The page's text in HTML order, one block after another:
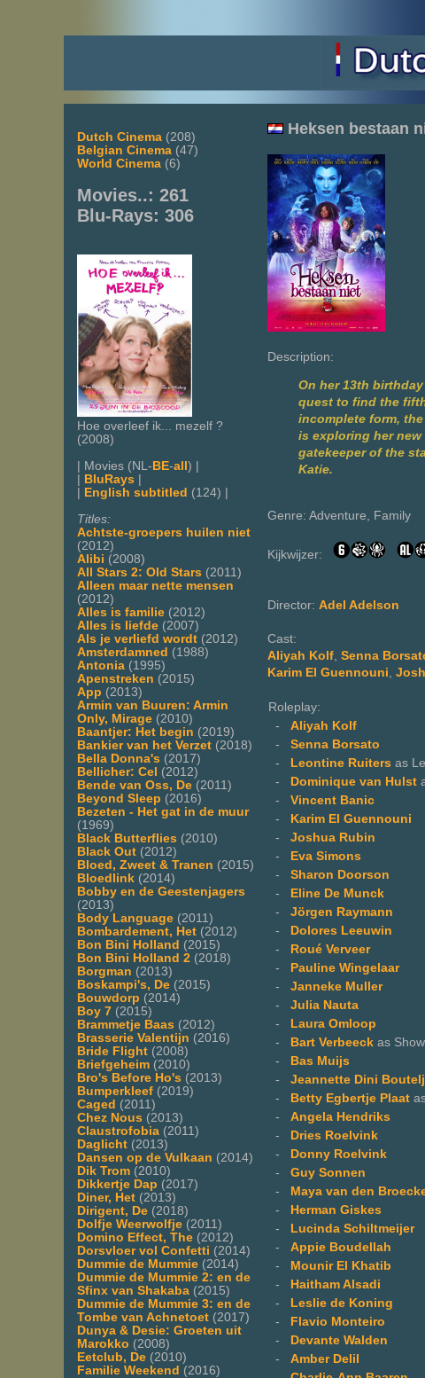
Dutch Cinema (208)
Belgian Cinema (47)
World Cinema (6)
Movies..: 261
Blu-Rays: 306
Hoe overleef ik... mezelf ?
(2008)
| Movies (NL- BE-all ) |
BluRays
English subtitled (124) |
Titles:
Achtste-groepers huilen niet
(2012)
Alibi (2008)
All Stars 2: Old Stars (2011)
Alleen maar nette mensen
(2012)
Alles is familie (2012)
Alles is liefde (2007)
Als je verliefd wordt (2012)
Amsterdamned (1988)
Antonia (1995)
Apenstreken (2015)
App (2013)
Armin van Buuren: Armin
Only, Mirage (2010)
Baantjer: Het begin (2019)
Bankier van het Verzet (2018)
Bella Donna's (2017)
Bellicher: Cel (2012)
Bende van Oss, De (2011)
Beyond Sleep (2016)
Bezeten - Het gat in de muur
(1969)
Black Butterflies (2010)
Black Out (2012)
Bloed, Zweet & Tranen (2015)
Bloedlink (2014)
Bobby en de Geestenjagers
(2013)
Body Language (2011)
Bombardement, Het (2012)
Bon Bini Holland (2015)
Bon Bini Holland 2 (2018)
Borgman (2013)
Boskampi's, De (2015)
Bouwdorp (2014)
Boy 7 (2015)
Brammetje Baas (2012)
Brasserie Valentijn (2016)
Bride Flight (2008)
Briefgeheim (2010)
Bro's Before Ho's (2013)
Bumperkleef (2019)
Caged (2011)
Chez Nous (2013)
Claustrofobia (2011)
Daglicht (2013)
Dansen op de Vulkaan (2014)
Dik Trom (2010)
Dikkertje Dap (2017)
Diner, Het (2013)
Dirigent, De (2018)
Dolfje Weerwolfje (2011)
Domino Effect, The (2012)
Dorsvloer vol Confetti (2014)
Dummie de Mummie (2014)
Dummie de Mummie 2: en de
Sfinx van Shakaba (2015)
Dummie de Mummie 3: en de
Tombe van Achnetoet (2017)
Dunya & Desie: Groeten uit
Marokko (2008)
Eetclub, De (2010)
Familie Weekend (2016)
Heksen bestaan
Description:
On her 13th
quest to find the
incomplete form,
is exploring her
gatekeeper of the
Katie.
Genre: Adventure, Family
Kijkwijzer:
Director: Adel Adelson
Cast:
Aliyah Kolf Senna
Karim El Guennouni
Roleplay:
- Aliyah Kolf
- Senna Borsato
-
Leontine Ruiters as
-
Dominique van Hulst
- Vincent Banic
-
Karim El Guennouni
- Joshua Rubin
-
Eva Simons
- Sharon Doorson
-
Eline De Munck
- Jörgen Raymann
-
Dolores Leeuwin
-
Roué Verveer
-
Pauline Wingelaar
- Janneke Muller
- Julia Nauta
-
Laura Omloop
-
Bart Verbeeck as
-
Bas Muijs
- Jeannette Dini
-
Betty Egbertje Plaat
- Angela Hendriks
-
Dries Roelvink
-
Donny Roelvink
- Guy Sonnen
-
Maya van den
-
Herman Giskes
-
Lucinda Schiltmeijer
- Appie Boudellah
-
Mounir El Khatib
-
Haitham Alsadi
-
Leslie de Koning
-
Flavio Monteiro
-
Devante Walden
- Amber Delil